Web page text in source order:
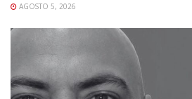
AGOSTO 5, 2026